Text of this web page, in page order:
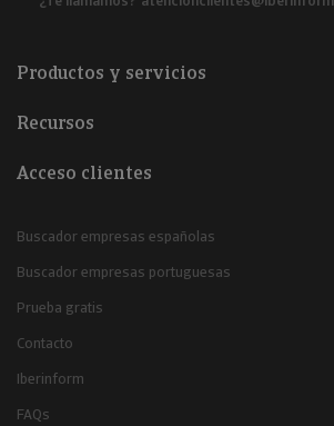
Productos y servicios
Recursos
Acceso clientes
Buscador empresas españolas
Buscador empresas portuguesas
Prueba gratis
Contacto
Iberinform
FAQs